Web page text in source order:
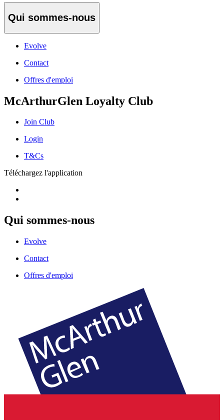
Qui sommes-nous
Evolve
Contact
Offres d'emploi
McArthurGlen Loyalty Club
Join Club
Login
T&Cs
Téléchargez l'application
Qui sommes-nous
Evolve
Contact
Offres d'emploi